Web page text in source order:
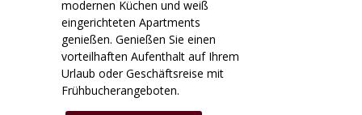
modernen Küchen und weiß
eingerichteten Apartments
genießen. Genießen Sie einen
vorteilhaften Aufenthalt auf Ihrem
Urlaub oder Geschäftsreise mit
Frühbucherangeboten.